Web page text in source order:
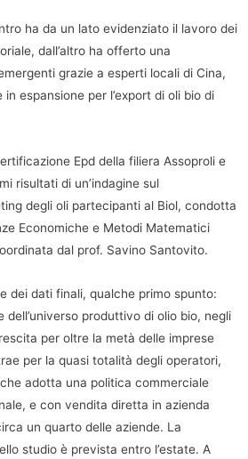
ha da un lato evidenziato il lavoro dei
dall’altro ha offerto una
grazie a esperti locali di Cina,
espansione per l’export di oli bio di
Epd della filiera Assoproli e
risultati di un’indagine sul
degli oli partecipanti al Biol, condotta
Economiche e Metodi Matematici
dal prof. Savino Santovito.
dei dati finali, qualche primo spunto:
dell’universo produttivo di olio bio, negli
per oltre la metà delle imprese
per la quasi totalità degli operatori,
adotta una politica commerciale
e con vendita diretta in azienda
un quarto delle aziende. La
studio è prevista entro l’estate. A